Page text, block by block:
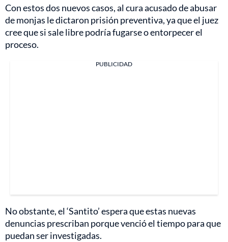
Con estos dos nuevos casos, al cura acusado de abusar
de monjas le dictaron prisión preventiva, ya que el juez
cree que si sale libre podría fugarse o entorpecer el
proceso.
PUBLICIDAD
No obstante, el ‘Santito’ espera que estas nuevas
denuncias prescriban porque venció el tiempo para que
puedan ser investigadas.